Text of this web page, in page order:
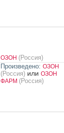
ОЗОН (Россия)
Произведено: ОЗОН
(Россия)или ОЗОН
ФАРМ (Россия)